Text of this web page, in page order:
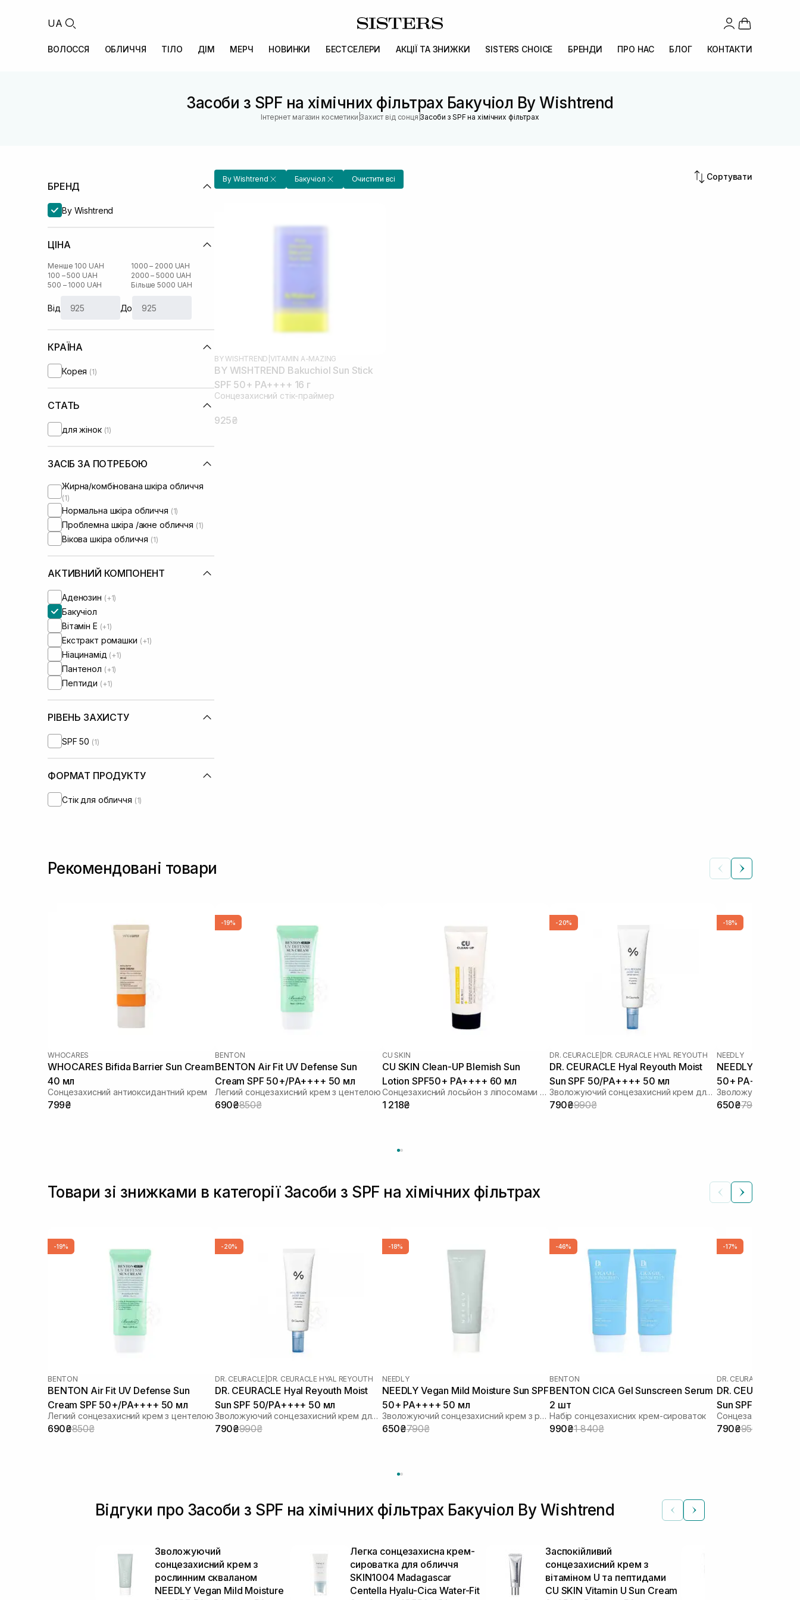
UA
ВОЛОССЯ ОБЛИЧЧЯ ТІЛО ДІМ МЕРЧ НОВИНКИ БЕСТСЕЛЕРИ АКЦІЇ ТА ЗНИЖКИ SISTERS CHOICE БРЕНДИ ПРО НАС БЛОГ КОНТАКТИ
Засоби з SPF на хімічних фільтрах Бакучіол By Wishtrend
Інтернет магазин косметики |Захист від сонця |Засоби з SPF на хімічних фільтрах
БРЕНД
By Wishtrend
ЦІНА
Менше 100 UAH
100 – 500 UAH
500 – 1000 UAH
1000 – 2000 UAH
2000 – 5000 UAH
Більше 5000 UAH
Від До
КРАЇНА
Корея (1)
СТАТЬ
для жінок (1)
ЗАСІБ ЗА ПОТРЕБОЮ
Жирна/комбінована шкіра обличчя
(1)
Нормальна шкіра обличчя (1)
Проблемна шкіра /акне обличчя (1)
Вікова шкіра обличчя (1)
АКТИВНИЙ КОМПОНЕНТ
Аденозин (+1)
Бакучіол
Вітамін Е (+1)
Екстракт ромашки (+1)
Ніацинамід (+1)
Пантенол (+1)
Пептиди (+1)
РІВЕНЬ ЗАХИСТУ
SPF 50 (1)
ФОРМАТ ПРОДУКТУ
Стік для обличчя (1)
By Wishtrend Бакучіол Очистити всі Сортувати
BY WISHTREND VITAMIN A-MAZING
BY WISHTREND Bakuchiol Sun Stick
SPF 50+ PA++++ 16 г
Сонцезахисний стік-праймер
925₴
Рекомендовані товари
WHOCARES
WHOCARES Bifida Barrier Sun Cream
40 мл
Сонцезахисний антиоксидантний крем
799₴
-19%
BENTON
BENTON Air Fit UV Defense Sun
Cream SPF 50+/PA++++ 50 мл
Легкий сонцезахисний крем з центелою
690₴850₴
CU SKIN
CU SKIN Clean-UP Blemish Sun
Lotion SPF50+ PA++++ 60 мл
Сонцезахисний лосьйон з ліпосомами на стабільних фільтрах
1 218₴
-20%
DR. CEURACLE DR. CEURACLE HYAL REYOUTH
DR. CEURACLE Hyal Reyouth Moist
Sun SPF 50/PA++++ 50 мл
Зволожуючий сонцезахисний крем для обличчя з гіалуроновою кислотою
790₴990₴
-18%
NEEDLY
NEEDLY Vegan
50+ PA++++ 50
650₴790₴
Товари зі знижками в категорії Засоби з SPF на хімічних фільтрах
-19%
BENTON
BENTON Air Fit UV Defense Sun
Cream SPF 50+/PA++++ 50 мл
Легкий сонцезахисний крем з центелою
690₴850₴
-20%
DR. CEURACLE DR. CEURACLE HYAL REYOUTH
DR. CEURACLE Hyal Reyouth Moist
Sun SPF 50/PA++++ 50 мл
Зволожуючий сонцезахисний крем для обличчя з гіалуроновою кислотою
790₴990₴
-18%
NEEDLY
NEEDLY Vegan Mild Moisture Sun SPF
50+ PA++++ 50 мл
Зволожуючий сонцезахисний крем з рослинним скваланом
650₴790₴
-46%
BENTON
BENTON CICA Gel Sunscreen Serum
2 шт
Набір сонцезахисних крем-сироваток
990₴1 840₴
-17%
DR. CEURACLE
DR. CEURACLE
Sun SPF 50+
шкіри 50 мл
Сонцезахисний
790₴950₴
Відгуки про Засоби з SPF на хімічних фільтрах Бакучіол By Wishtrend
Зволожуючий
сонцезахисний крем з
рослинним скваланом
NEEDLY Vegan Mild Moisture
Легка сонцезахисна крем-
сироватка для обличчя
SKIN1004 Madagascar
Centella Hyalu-Cica Water-Fit
Заспокійливий
сонцезахисний крем з
вітаміном U та пептидами
CU SKIN Vitamin U Sun Cream